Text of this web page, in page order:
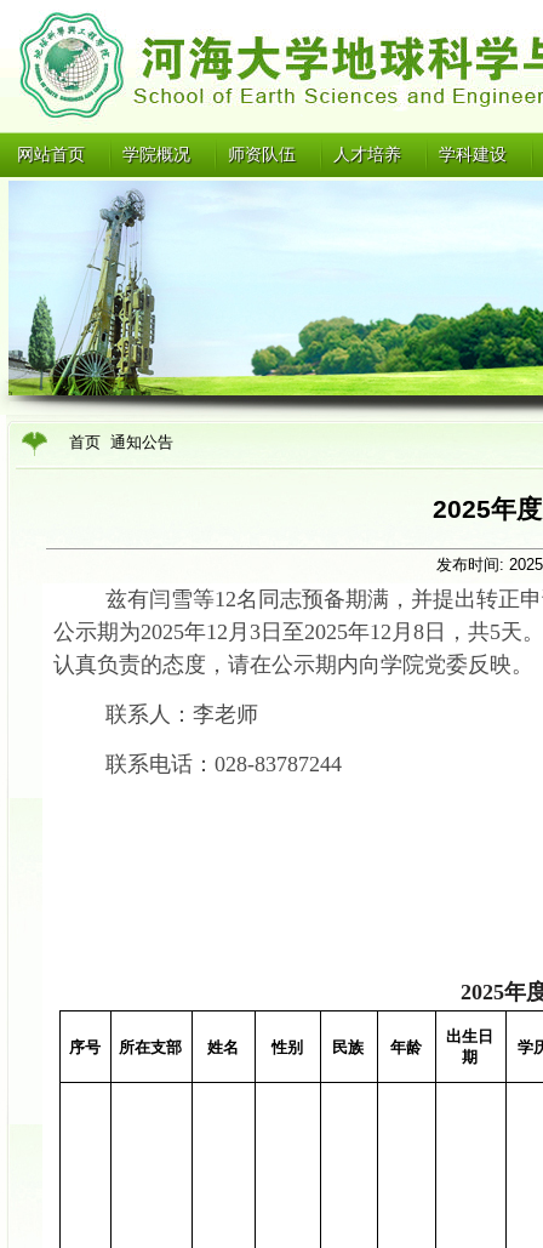
网站首页 学院概况 师资队伍 人才培养 学科建设
首页 通知公告
2025年
发布时间:
兹有闫雪等12名同志预备期满，并提出转正
公示期为2025年12 月 3 日至2025年12 月 8 日，共5天
认真负责的态度，请在公示期内向学院党委反映。
联系人：李老师
联系电话： 028-83787244
2025年
序号 所在支部 姓名 性别 民族 年龄
出生 日
期
学